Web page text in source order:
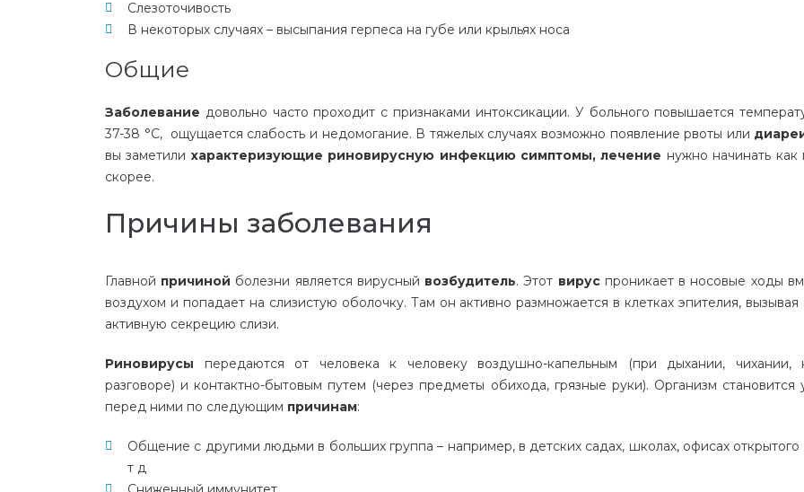
Слезоточивость
В некоторых случаях – высыпания герпеса на губе или крыльях носа
Общие
Заболевание довольно часто проходит с признаками интоксикации. У больного повышается
37-38 °С, ощущается слабость и недомогание. В тяжелых случаях возможно появление рвоты или
вы заметили характеризующие риновирусную инфекцию симптомы, лечение нужно начинать
скорее.
Причины заболевания
Главной причиной болезни является вирусный возбудитель. Этот вирус проникает в носовые ходы
воздухом и попадает на слизистую оболочку. Там он активно размножается в клетках эпителия, вызывая
активную секрецию слизи.
Риновирусы передаются от человека к человеку воздушно-капельным (при дыхании, чихании,
разговоре) и контактно-бытовым путем (через предметы обихода, грязные руки). Организм становится
перед ними по следующим причинам:
Общение с другими людьми в больших группа – например, в детских садах, школах, офисах открытого
т д